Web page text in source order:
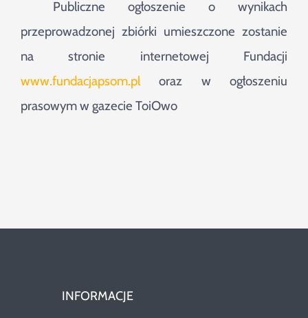
Publiczne ogłoszenie o wynikach
przeprowadzonej zbiórki umieszczone zostanie
na stronie internetowej Fundacji
www.fundacjapsom.ploraz w ogłoszeniu
prasowym w gazecie ToiOwo
INFORMACJE